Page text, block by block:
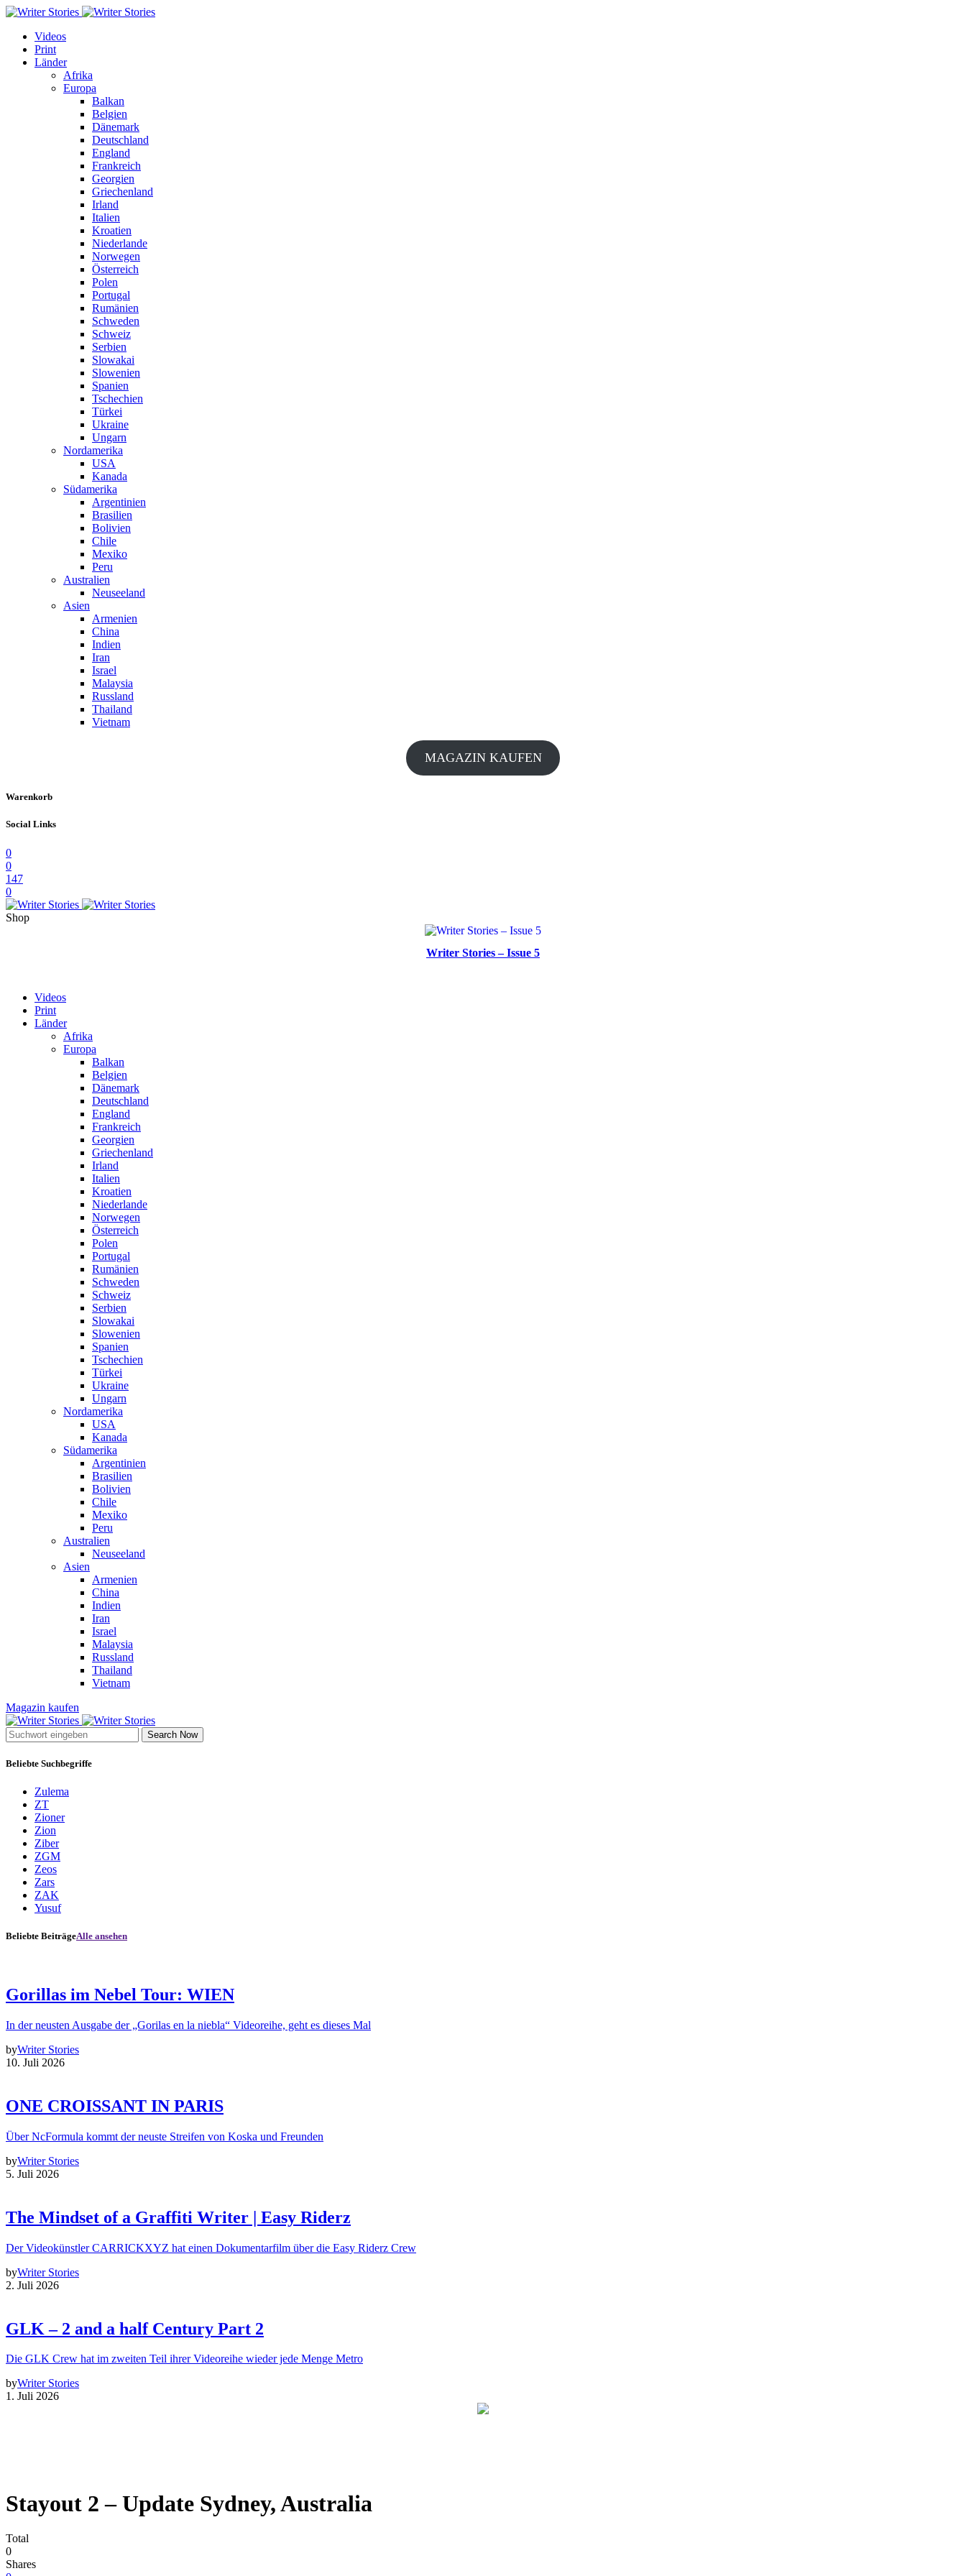
Videos
Print
Länder
Afrika
Europa
Balkan
Belgien
Dänemark
Deutschland
England
Frankreich
Georgien
Griechenland
Irland
Italien
Kroatien
Niederlande
Norwegen
Österreich
Polen
Portugal
Rumänien
Schweden
Schweiz
Serbien
Slowakai
Slowenien
Spanien
Tschechien
Türkei
Ukraine
Ungarn
Nordamerika
USA
Kanada
Südamerika
Argentinien
Brasilien
Bolivien
Chile
Mexiko
Peru
Australien
Neuseeland
Asien
Armenien
China
Indien
Iran
Israel
Malaysia
Russland
Thailand
Vietnam
MAGAZIN KAUFEN
Warenkorb
Social Links
0
0
147
0
Shop
Writer Stories – Issue 5
Videos
Print
Länder
Afrika
Europa
Balkan
Belgien
Dänemark
Deutschland
England
Frankreich
Georgien
Griechenland
Irland
Italien
Kroatien
Niederlande
Norwegen
Österreich
Polen
Portugal
Rumänien
Schweden
Schweiz
Serbien
Slowakai
Slowenien
Spanien
Tschechien
Türkei
Ukraine
Ungarn
Nordamerika
USA
Kanada
Südamerika
Argentinien
Brasilien
Bolivien
Chile
Mexiko
Peru
Australien
Neuseeland
Asien
Armenien
China
Indien
Iran
Israel
Malaysia
Russland
Thailand
Vietnam
Magazin kaufen
Search Now
Beliebte Suchbegriffe
Zulema
ZT
Zioner
Zion
Ziber
ZGM
Zeos
Zars
ZAK
Yusuf
Beliebte BeiträgeAlle ansehen
Gorillas im Nebel Tour: WIEN
In der neusten Ausgabe der „Gorilas en la niebla“ Videoreihe, geht es dieses Mal
byWriter Stories
10. Juli 2026
ONE CROISSANT IN PARIS
Über NcFormula kommt der neuste Streifen von Koska und Freunden
byWriter Stories
5. Juli 2026
The Mindset of a Graffiti Writer | Easy Riderz
Der Videokünstler CARRICKXYZ hat einen Dokumentarfilm über die Easy Riderz Crew
byWriter Stories
2. Juli 2026
GLK – 2 and a half Century Part 2
Die GLK Crew hat im zweiten Teil ihrer Videoreihe wieder jede Menge Metro
byWriter Stories
1. Juli 2026
Stayout 2 – Update Sydney, Australia
Total
0
Shares